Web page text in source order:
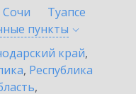
Сочи
Туапсе
пункты
край,
, Республика
,